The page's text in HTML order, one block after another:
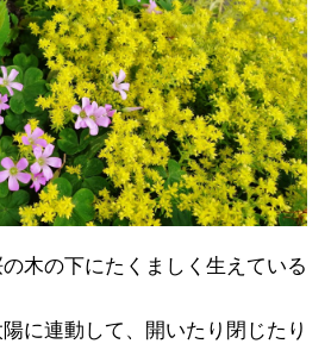
木の下にたくましく生えている
に連動して、開いたり閉じたり